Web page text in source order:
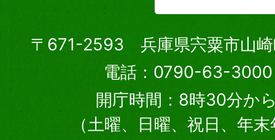
〒671-2593 兵庫県宍粟市山崎
電話：0790-63-3000
開庁時間：8時30分か
（土曜、日曜、祝日、年